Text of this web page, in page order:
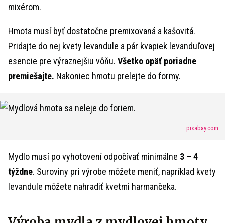
mixérom.
Hmota musí byť dostatočne premixovaná a kašovitá.
Pridajte do nej kvety levandule a pár kvapiek levanduľovej
esencie pre výraznejšiu vôňu. Všetko opäť poriadne
premiešajte. Nakoniec hmotu prelejte do formy.
pixabay.com
Mydlo musí po vyhotovení odpočívať minimálne 3 – 4
týždne. Suroviny pri výrobe môžete meniť, napríklad kvety
levandule môžete nahradiť kvetmi harmančeka.